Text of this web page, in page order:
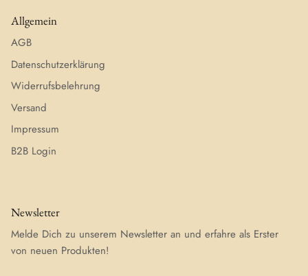
Allgemein
AGB
Datenschutzerklärung
Widerrufsbelehrung
Versand
Impressum
B2B Login
Newsletter
Melde Dich zu unserem Newsletter an und erfahre als Erster
von neuen Produkten!